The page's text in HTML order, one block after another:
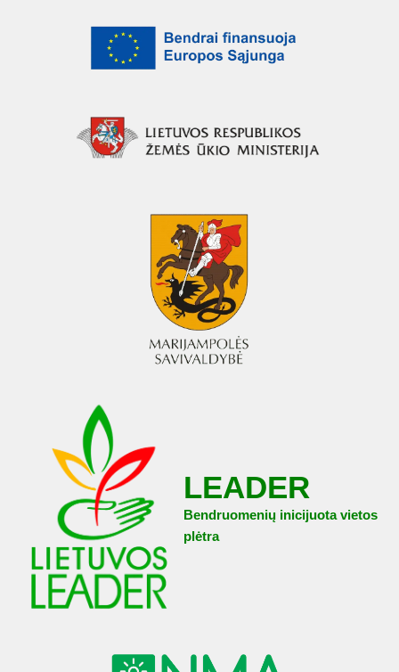
LEADER
Bendruomenių inicijuota vietos
plėtra